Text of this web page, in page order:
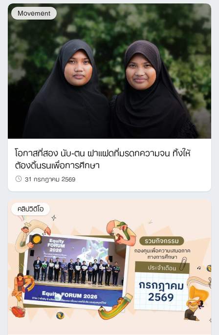
Movement
โอกาสที่สอง นับ-ตน ฝาแฝดที่มรดกความจน ทิ้งให้
ต้องดิ้นรนเพื่อการศึกษา
31 กรกฎาคม 2569
คลิปวิดีโอ